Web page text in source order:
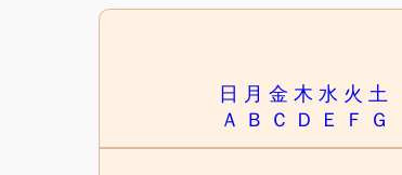
日 月 金 木 水 火 土
Ａ
Ｂ Ｃ Ｄ Ｅ Ｆ Ｇ